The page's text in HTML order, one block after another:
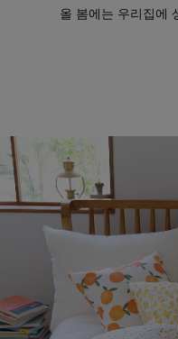
올 봄에는 우리집에